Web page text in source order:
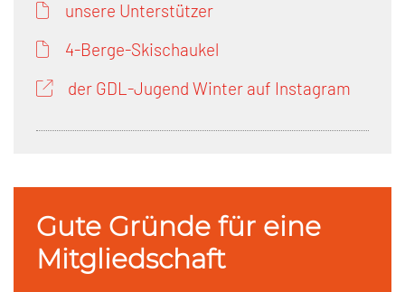
unsere Unterstützer
4-Berge-Skischaukel
der GDL-Jugend Winter auf Instagram
Gute Gründe für eine
Mitgliedschaft